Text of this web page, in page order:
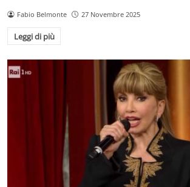
Fabio Belmonte 27 Novembre 2025
Leggi di più